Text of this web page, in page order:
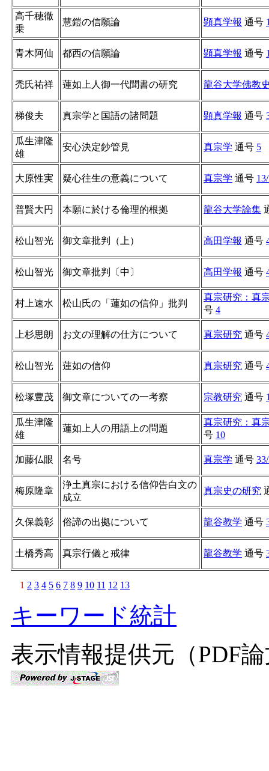
高千穂徹
乗
慧鎧の信願論 顕真学報 通号
青木阿仙 都西の信願論 顕真学報 通号
禿氏祐祥 蓮如上人御一代聞書の研究 龍谷大学佛教
梯俊夫 真宗学と国語の諸問題 顕真学報 通号
瓜生津隆
雄
安心決定鈔管見 真宗学 通号 5
大原性実 疑心往生の意義について 真宗学 通号
普賢大円 本願に於ける倫理的根拠 龍谷大学論集
松山智光 御文章批判（上） 高田学報 通号
松山智光 御文章批判〔中〕 高田学報 通号
村上速水 松山氏の「蓮如の信仰」批判
真宗研究：真
号 4
上杉思朗 お文の理解の仕方について 真宗研究 通号
松山智光 蓮如の信仰 真宗研究 通号
松塚豊茂 御文章についての一考察 宗教研究 通号
瓜生津隆
雄
蓮如上人の用語上の問題
真宗研究：真
号 10
加藤仏眼 名号 真宗学 通号
梅原隆章
浄土真宗における信仰告白文の
成立
真宗史の研究
久保義彰 俗諦の出拠について 龍谷教学 通号
土橋秀高 真宗行儀と戒律 龍谷教学 通号
1 2 3 4 5 6 7 8 9 10 11 12 13
キーワード統計
表示情報提供元（PDF